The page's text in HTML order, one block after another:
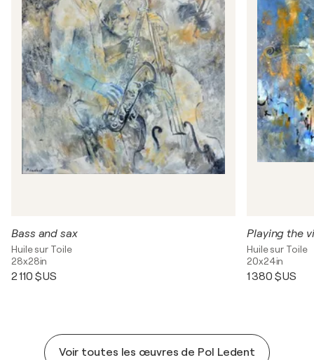
Bass and sax
Huile sur Toile
28x28in
2 110 $US
Playing the
Huile sur Toile
20x24in
1 380 $US
Voir toutes les œuvres de Pol Ledent